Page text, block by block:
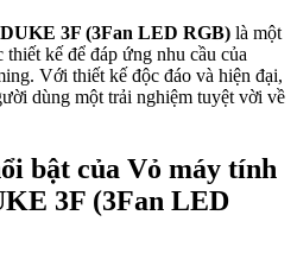
3F (3Fan LED RGB) là một
kế để đáp ứng nhu cầu của
Với thiết kế độc đáo và hiện đại,
dùng một trải nghiệm tuyệt vời về
bật của Vỏ máy tính
3F (3Fan LED